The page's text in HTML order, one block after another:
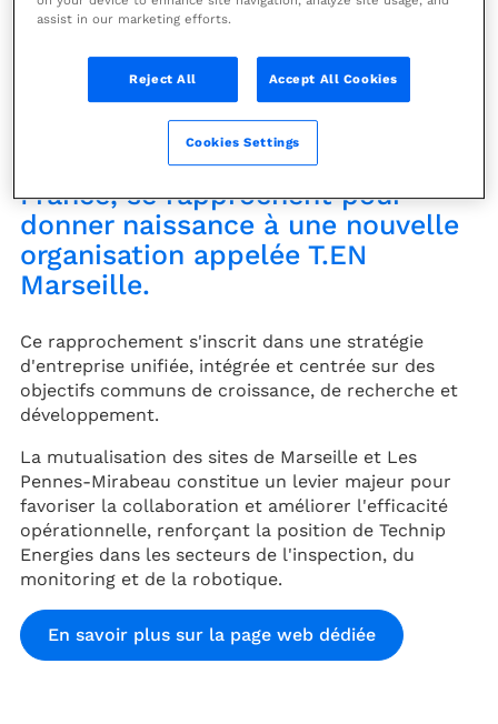
Cybernetix et CyXplus, filiales du
groupe Technip Energies en
France, se rapprochent pour
donner naissance à une nouvelle
organisation appelée T.EN
Marseille.
Ce rapprochement s'inscrit dans une stratégie
d'entreprise unifiée, intégrée et centrée sur des
objectifs communs de croissance, de recherche et
développement.
La mutualisation des sites de Marseille et Les
Pennes-Mirabeau constitue un levier majeur pour
favoriser la collaboration et améliorer l'efficacité
opérationnelle, renforçant la position de Technip
Energies dans les secteurs de l'inspection, du
monitoring et de la robotique.
En savoir plus sur la page web dédiée
assist in our marketing efforts.
Reject All Accept All Cookies
Cookies Settings